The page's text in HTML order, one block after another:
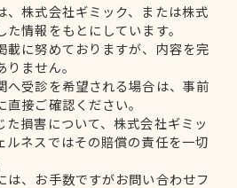
、株式会社ギミック、または株式
情報をもとにしています。
載に努めておりますが、内容を完
ません。
へ受診を希望される場合は、事前
接ご確認ください。
た損害について、株式会社ギミッ
ルネスではその賠償の責任を一切
は、お手数ですがお問い合わせフ